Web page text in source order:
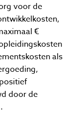
voor de
€
als
door de